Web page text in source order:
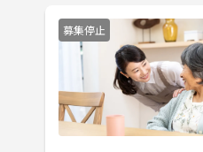
募集停止